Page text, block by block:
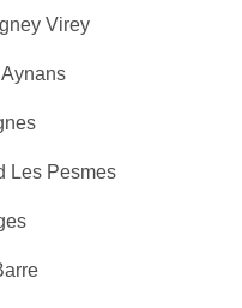
Virey
Les Pesmes